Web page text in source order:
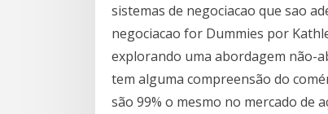
sistemas de negociacao que sao
negociacao for Dummies por
explorando uma abordagem não-
tem alguma compreensão do
são 99% o mesmo no mercado de